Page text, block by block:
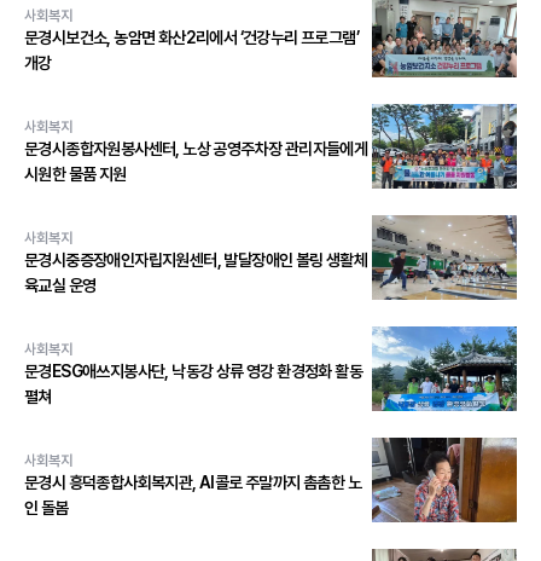
사회복지
문경시보건소, 농암면 화산2리에서 ‘건강누리 프로그램’
개강
사회복지
문경시종합자원봉사센터, 노상 공영주차장 관리자들에게
시원한 물품 지원
사회복지
문경시중증장애인자립지원센터, 발달장애인 볼링 생활체
육교실 운영
사회복지
문경ESG애쓰지봉사단, 낙동강 상류 영강 환경정화 활동
펼쳐
사회복지
문경시 흥덕종합사회복지관, AI콜로 주말까지 촘촘한 노
인 돌봄